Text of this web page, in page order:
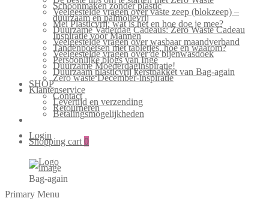
Schoonmaken zonder plastic
Veelgestelde vragen over vaste zeep (blokzeep) –
duurzaam en palmolievrij
Mei Plasticvrij: wat is het en hoe doe je mee?
Duurzame Vaderdag Cadeaus: Zero Waste Cadeau
Inspiratie voor Mannen
Veelgestelde vragen over wasbaar maandverband
Tandenpoetsen met tabletjes, hoe en waarom?
Veelgestelde vragen over de bijenwasdoek
Persoonlijke blogs van Inge
Duurzame Moederdaginspiratie!
Duurzaam plasticvrij kerstpakket van Bag-again
Zero waste December-inspiratie
SHOP
Klantenservice
Contact
Levertijd en verzending
Retourneren
Betalingsmogelijkheden
Login
Shopping cart 0
Bag-again
Primary Menu